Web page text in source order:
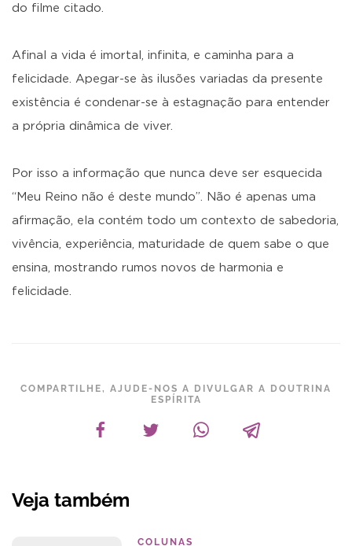
do filme citado.
Afinal a vida é imortal, infinita, e caminha para a
felicidade. Apegar-se às ilusões variadas da presente
existência é condenar-se à estagnação para entender
a própria dinâmica de viver.
Por isso a informação que nunca deve ser esquecida
“Meu Reino não é deste mundo”. Não é apenas uma
afirmação, ela contém todo um contexto de sabedoria,
vivência, experiência, maturidade de quem sabe o que
ensina, mostrando rumos novos de harmonia e
felicidade.
COMPARTILHE, AJUDE-NOS A DIVULGAR A DOUTRINA
ESPÍRITA
Veja também
COLUNAS